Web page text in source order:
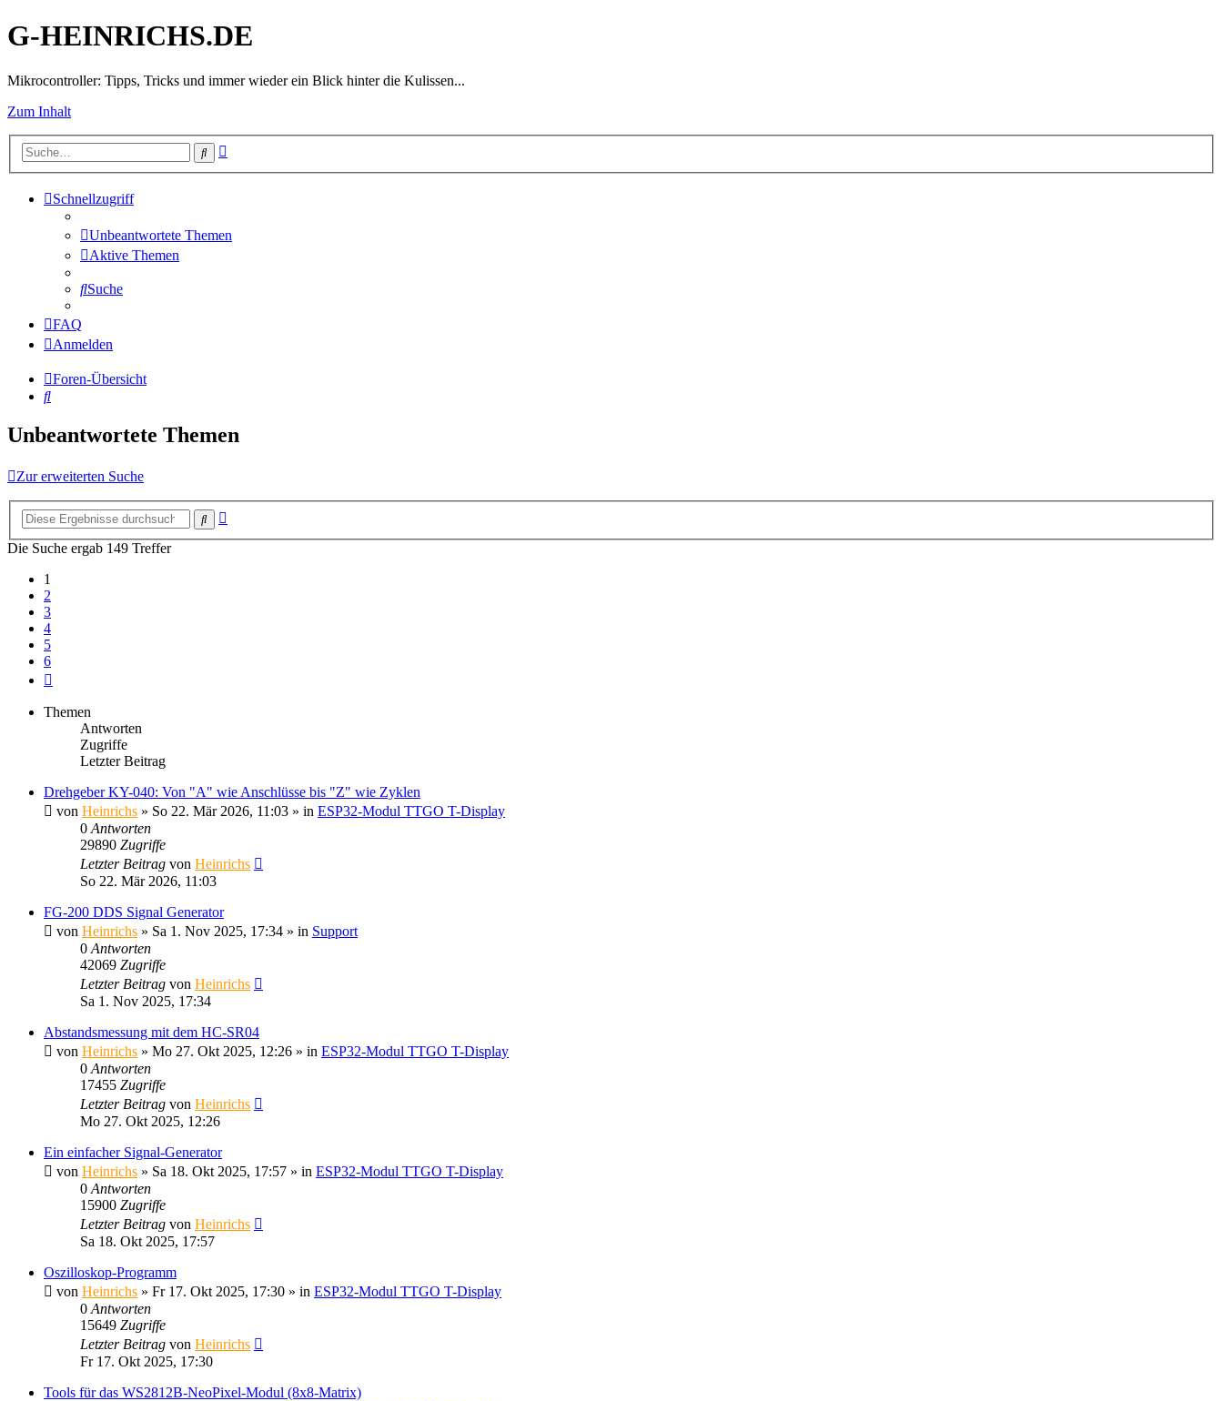
G-HEINRICHS.DE
Mikrocontroller: Tipps, Tricks und immer wieder ein Blick hinter die Kulissen...
Zum Inhalt
Suche
Schnellzugriff
Unbeantwortete Themen
Aktive Themen
Suche
FAQ
Anmelden
Foren-Übersicht
Suche
Unbeantwortete Themen
Zur erweiterten Suche
Suche
Die Suche ergab 149 Treffer
1
2
3
4
5
6
Themen
Antworten
Zugriffe
Letzter Beitrag
Drehgeber KY-040: Von "A" wie Anschlüsse bis "Z" wie Zyklen
von Heinrichs » So 22. Mär 2026, 11:03 » in ESP32-Modul TTGO T-Display
0 Antworten
29890 Zugriffe
Letzter Beitrag von Heinrichs
So 22. Mär 2026, 11:03
FG-200 DDS Signal Generator
von Heinrichs » Sa 1. Nov 2025, 17:34 » in Support
0 Antworten
42069 Zugriffe
Letzter Beitrag von Heinrichs
Sa 1. Nov 2025, 17:34
Abstandsmessung mit dem HC-SR04
von Heinrichs » Mo 27. Okt 2025, 12:26 » in ESP32-Modul TTGO T-Display
0 Antworten
17455 Zugriffe
Letzter Beitrag von Heinrichs
Mo 27. Okt 2025, 12:26
Ein einfacher Signal-Generator
von Heinrichs » Sa 18. Okt 2025, 17:57 » in ESP32-Modul TTGO T-Display
0 Antworten
15900 Zugriffe
Letzter Beitrag von Heinrichs
Sa 18. Okt 2025, 17:57
Oszilloskop-Programm
von Heinrichs » Fr 17. Okt 2025, 17:30 » in ESP32-Modul TTGO T-Display
0 Antworten
15649 Zugriffe
Letzter Beitrag von Heinrichs
Fr 17. Okt 2025, 17:30
Tools für das WS2812B-NeoPixel-Modul (8x8-Matrix)